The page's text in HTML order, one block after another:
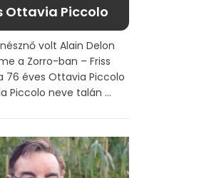
Ottavia Piccolo
volt Alain Delon
a Zorro-ban – Friss
76 éves Ottavia Piccolo
Piccolo neve talán ...